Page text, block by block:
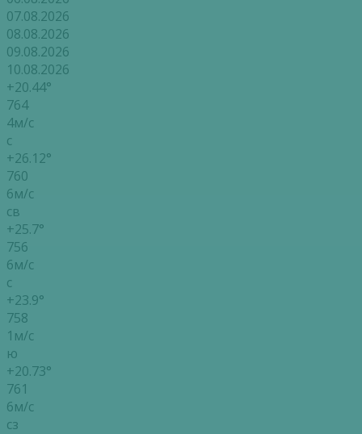
07.08.2026
08.08.2026
09.08.2026
10.08.2026
+20.44°
764
4м/с
с
+26.12°
760
6м/с
св
+25.7°
756
6м/с
с
+23.9°
758
1м/с
ю
+20.73°
761
6м/с
сз